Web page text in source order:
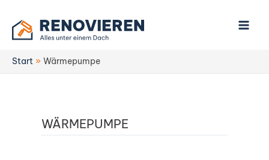
Inhalt
springen
Start Wärmepumpe
WÄRMEPUMPE